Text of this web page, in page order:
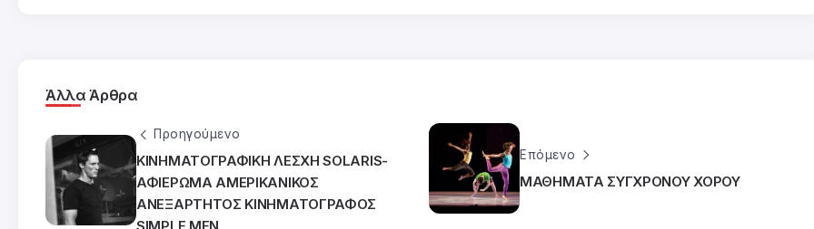
Άλλα Άρθρα
Προηγούμενο
ΚΙΝΗΜΑΤΟΓΡΑΦΙΚΗ ΛΕΣΧΗ SOLARIS-
ΑΦΙΕΡΩΜΑ ΑΜΕΡΙΚΑΝΙΚΟΣ
ΑΝΕΞΑΡΤΗΤΟΣ ΚΙΝΗΜΑΤΟΓΡΑΦΟΣ
Επόμενο
ΜΑΘΗΜΑΤΑ ΣΥΓΧΡΟΝΟΥ ΧΟΡΟΥ